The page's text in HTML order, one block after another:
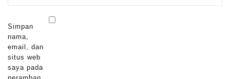
Simpan
nama,
email, dan
situs web
saya pada